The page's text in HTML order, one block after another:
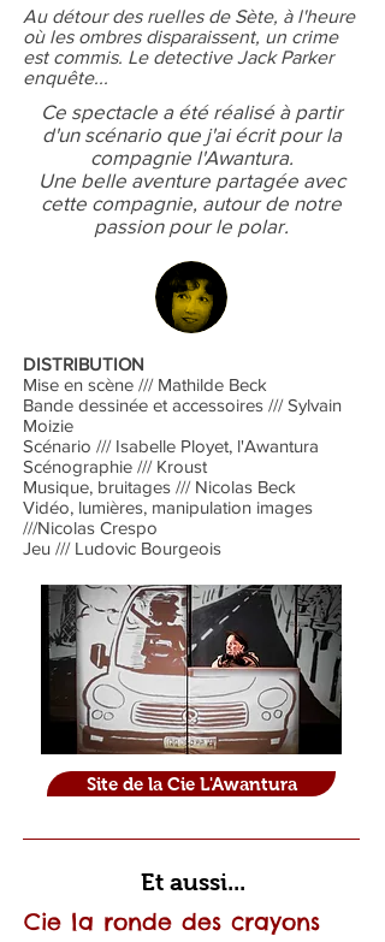
Au détour des ruelles de Sète, à l'heure
où les ombres disparaissent, un crime
est commis. Le detective Jack Parker
enquête...
Ce spectacle a été réalisé à partir
d'un scénario que j'ai écrit pour la
compagnie l'Awantura.
Une belle aventure partagée avec
cette compagnie, autour de notre
passion pour le polar.
DISTRIBUTION
Mise en scène /// Mathilde Beck
Bande dessinée et accessoires /// Sylvain
Moizie
Scénario /// Isabelle Ployet, l'Awantura
Scénographie /// Kroust
Musique, bruitages /// Nicolas Beck
Vidéo, lumières, manipulation images
///Nicolas Crespo
Jeu /// Ludovic Bourgeois
Site de la Cie L'Awantura
Et aussi...
Cie la ronde des crayons